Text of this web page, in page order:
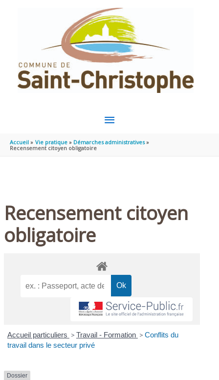
MENU
PRINCIPAL
Accueil Vie pratique
Démarches administratives
Recensement citoyen obligatoire
Recensement citoyen
obligatoire
Accueil particuliers > Travail - Formation > Conflits du
travail dans le secteur privé
Dossier